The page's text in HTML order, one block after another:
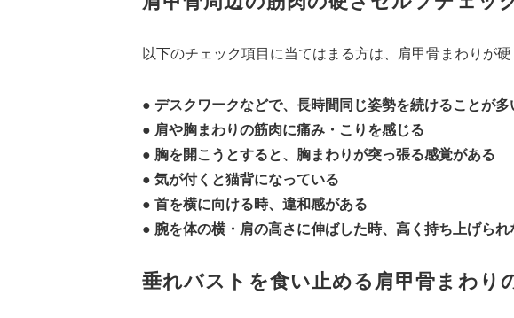
以下のチェック項目に当てはまる方は、肩甲骨まわりが
● デスクワークなどで、長時間同じ姿勢を続けることが多
● 肩や胸まわりの筋肉に痛み・こりを感じる
● 胸を開こうとすると、胸まわりが突っ張る感覚がある
● 気が付くと猫背になっている
● 首を横に向ける時、違和感がある
● 腕を体の横・肩の高さに伸ばした時、高く持ち上げられ
垂れバストを食い止める肩甲骨まわり